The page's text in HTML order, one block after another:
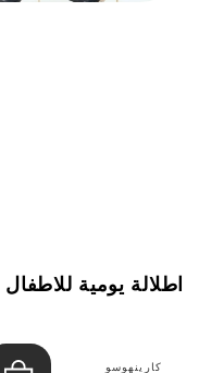
اطلالة يومية للاطفال
كارينهوسو